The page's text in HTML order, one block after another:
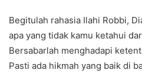
Begitulah rahasia Ilahi Robbi,
apa yang tidak kamu ketahui
Bersabarlah menghadapi
Pasti ada hikmah yang baik di